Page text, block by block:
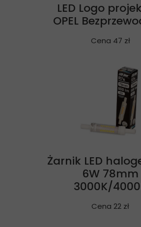
LED Logo
OPEL
Cena 47 zł
Żarnik LED
6W 78mm
3000K/
Cena 22 zł